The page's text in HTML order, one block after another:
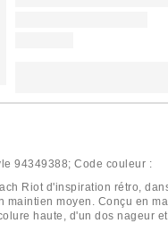
94349388; Code couleur :
Riot d'inspiration rétro,
maintien moyen. Conçu en
haute, d'un dos nageur